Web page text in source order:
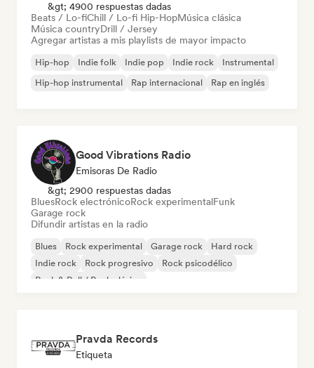
&gt; 4900 respuestas dadas
Beats / Lo-fiChill / Lo-fi Hip-HopMúsica clásica
Música countryDrill / Jersey
Agregar artistas a mis playlists de mayor impacto
Hip-hop Indie folk Indie pop Indie rock
Instrumental
Hip-hop instrumental
Rap internacional Rap en inglés
Good Vibrations Radio
Emisoras De Radio
&gt; 2900 respuestas dadas
BluesRock electrónicoRock experimentalFunk
Garage rock
Difundir artistas en la radio
Blues Rock experimental Garage rock
Hard rock
Indie rock
Rock progresivo
Rock psicodélico
Rock & Roll / Rock clásico
Pravda Records
Etiqueta